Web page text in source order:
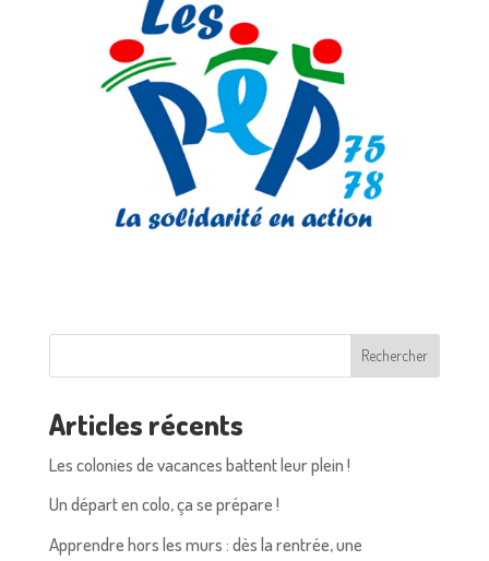
Rechercher
Articles récents
Les colonies de vacances battent leur plein !
Un départ en colo, ça se prépare !
Apprendre hors les murs : dès la rentrée, une